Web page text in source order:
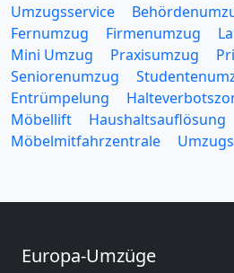
Umzugsservice
Fernumzug
Firmenumzug
Mini Umzug
Praxisumzug
Seniorenumzug
Entrümpelung
Möbellift
Haushaltsauflösung
Möbelmitfahrzentrale
Europa-Umzüge